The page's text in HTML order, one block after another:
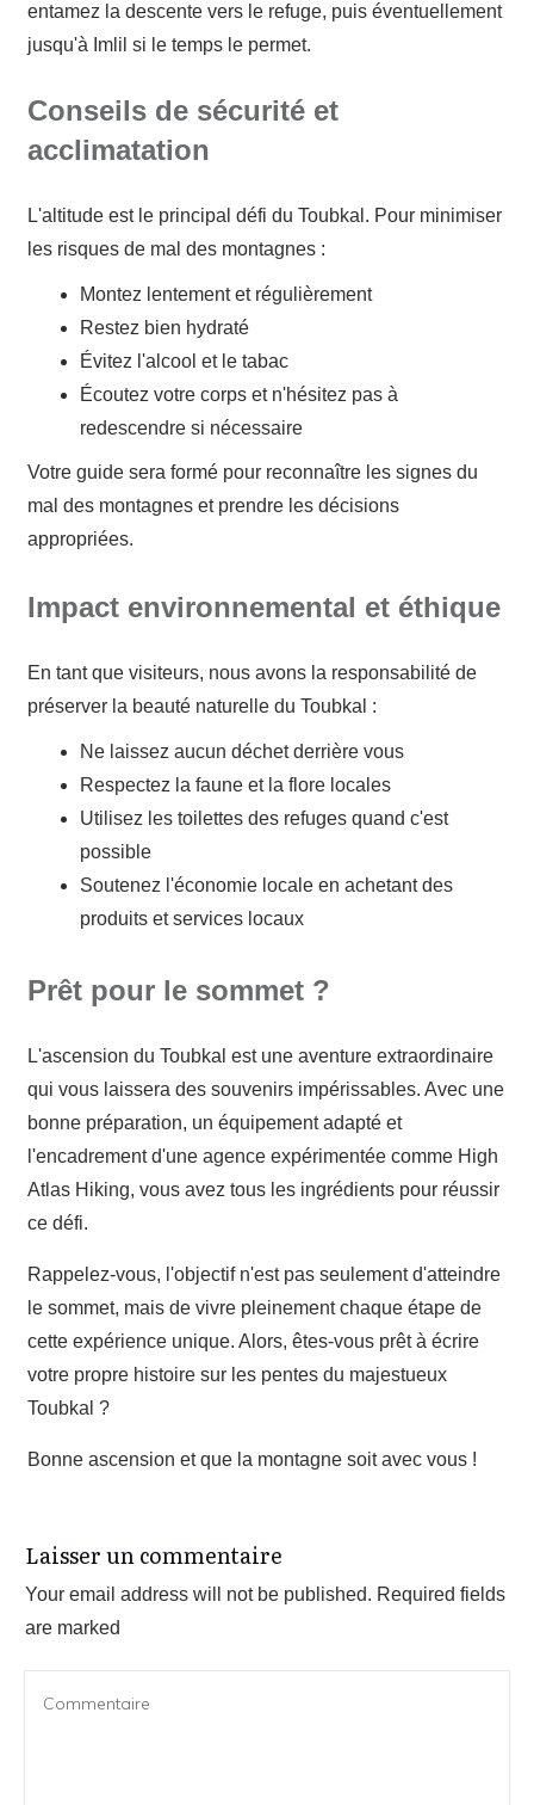
entamez la descente vers le refuge, puis éventuellement
jusqu'à Imlil si le temps le permet.
Conseils de sécurité et
acclimatation
L'altitude est le principal défi du Toubkal. Pour minimiser
les risques de mal des montagnes :
Montez lentement et régulièrement
Restez bien hydraté
Évitez l'alcool et le tabac
Écoutez votre corps et n'hésitez pas à
redescendre si nécessaire
Votre guide sera formé pour reconnaître les signes du
mal des montagnes et prendre les décisions
appropriées.
Impact environnemental et éthique
En tant que visiteurs, nous avons la responsabilité de
préserver la beauté naturelle du Toubkal :
Ne laissez aucun déchet derrière vous
Respectez la faune et la flore locales
Utilisez les toilettes des refuges quand c'est
possible
Soutenez l'économie locale en achetant des
produits et services locaux
Prêt pour le sommet ?
L'ascension du Toubkal est une aventure extraordinaire
qui vous laissera des souvenirs impérissables. Avec une
bonne préparation, un équipement adapté et
l'encadrement d'une agence expérimentée comme High
Atlas Hiking, vous avez tous les ingrédients pour réussir
ce défi.
Rappelez-vous, l'objectif n'est pas seulement d'atteindre
le sommet, mais de vivre pleinement chaque étape de
cette expérience unique. Alors, êtes-vous prêt à écrire
votre propre histoire sur les pentes du majestueux
Toubkal ?
Bonne ascension et que la montagne soit avec vous !
Laisser un commentaire
Your email address will not be published. Required fields
are marked